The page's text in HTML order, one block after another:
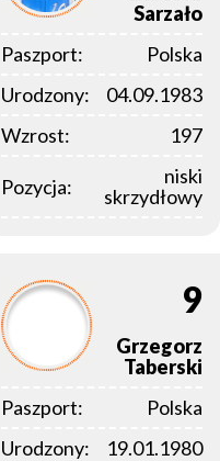
Sarzało
Paszport:
Polska
Urodzony:
04.09.1983
Wzrost:
197
Pozycja:
niski
skrzydłowy
9
Grzegorz
Taberski
Paszport:
Polska
Urodzony:
19.01.1980